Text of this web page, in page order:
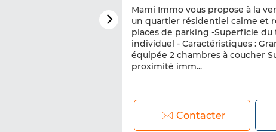
Mami Immo vous propose à la
un quartier résidentiel calme et
places de parking -Superficie du
individuel - Caractéristiques :
équipée 2 chambres à coucher
proximité imm...
Contacter